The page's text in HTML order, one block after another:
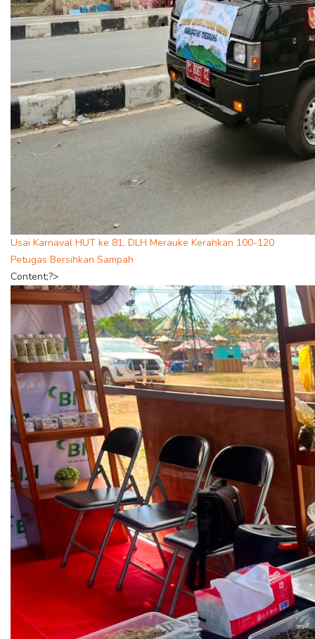
Usai Karnaval HUT ke 81, DLH Merauke Kerahkan 100-120
Petugas Bersihkan Sampah
Content;?>